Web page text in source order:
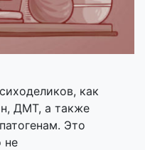
как
ДМТ, а также
Это
не